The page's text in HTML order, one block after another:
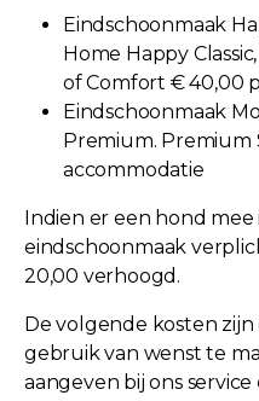
Eindschoonmaak
Home Happy
of Comfort € 40,00
Eindschoonmaak
Premium. Premium
accommodatie
Indien er een hond mee
eindschoonmaak
20,00 verhoogd.
De volgende kosten
gebruik van wenst te
aangeven bij ons